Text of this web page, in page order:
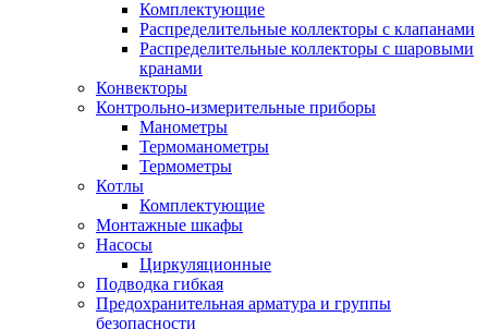
Комплектующие
Распределительные коллекторы с клапанами
Распределительные коллекторы с шаровыми
кранами
Конвекторы
Контрольно-измерительные приборы
Манометры
Термоманометры
Термометры
Котлы
Комплектующие
Монтажные шкафы
Насосы
Циркуляционные
Подводка гибкая
Предохранительная арматура и группы
безопасности